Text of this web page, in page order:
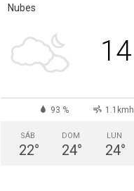
Nubes
14
93 % 1.1kmh
SÁB
22°
DOM
24°
LUN
24°